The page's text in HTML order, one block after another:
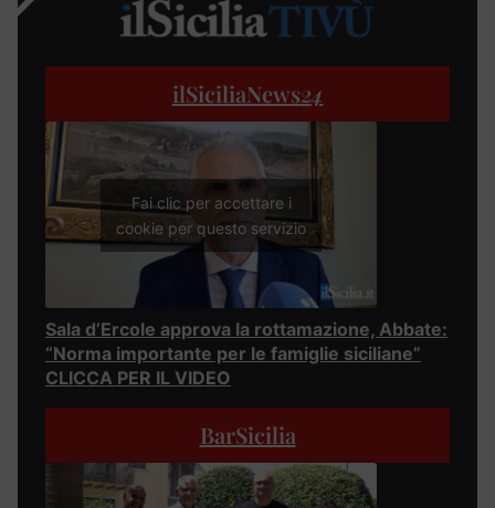
ilSiciliaNews24
Fai clic per accettare i
cookie per questo servizio
Sala d’Ercole approva la rottamazione, Abbate:
“Norma importante per le famiglie siciliane”
CLICCA PER IL VIDEO
BarSicilia